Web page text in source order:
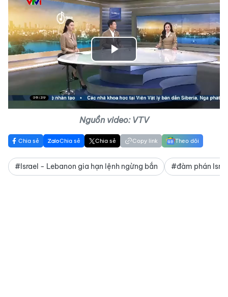
Play
Video
Nguồn video: VTV
Chia sẻ Chia sẻ Chia sẻ Copy link Theo dõi
#Israel - Lebanon gia hạn lệnh ngừng bắn #đàm phán